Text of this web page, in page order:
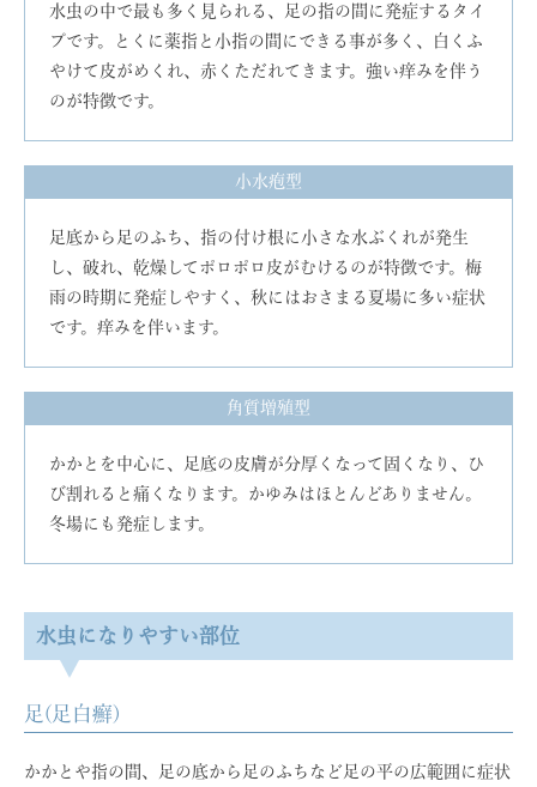
水虫の中で最も多く見られる、足の指の間に発症するタイ
プです。とくに薬指と小指の間にできる事が多く、白くふ
やけて皮がめくれ、赤くただれてきます。強い痒みを伴う
のが特徴です。
小水疱型
足底から足のふち、指の付け根に小さな水ぶくれが発生
し、破れ、乾燥してポロポロ皮がむけるのが特徴です。梅
雨の時期に発症しやすく、秋にはおさまる夏場に多い症状
です。痒みを伴います。
角質増殖型
かかとを中心に、足底の皮膚が分厚くなって固くなり、ひ
び割れると痛くなります。かゆみはほとんどありません。
冬場にも発症します。
水虫になりやすい部位
足(足白癬)
かかとや指の間、足の底から足のふちなど足の平の広範囲に症状